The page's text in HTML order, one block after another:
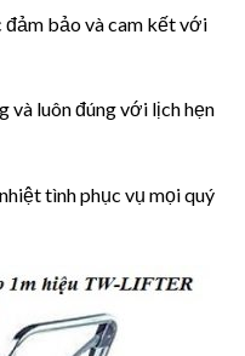
bảo và cam kết với
và luôn đúng với lịch hẹn
tình phục vụ mọi quý